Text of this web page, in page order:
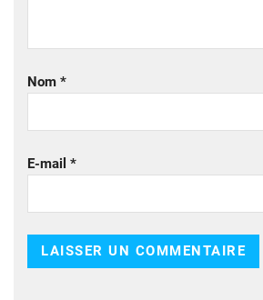
Nom *
E-mail *